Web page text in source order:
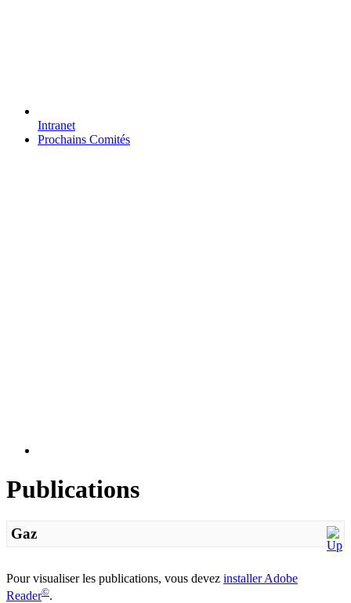
Intranet
Prochains Comités
Publications
Gaz
Pour visualiser les publications, vous devez installer Adobe
Reader©.